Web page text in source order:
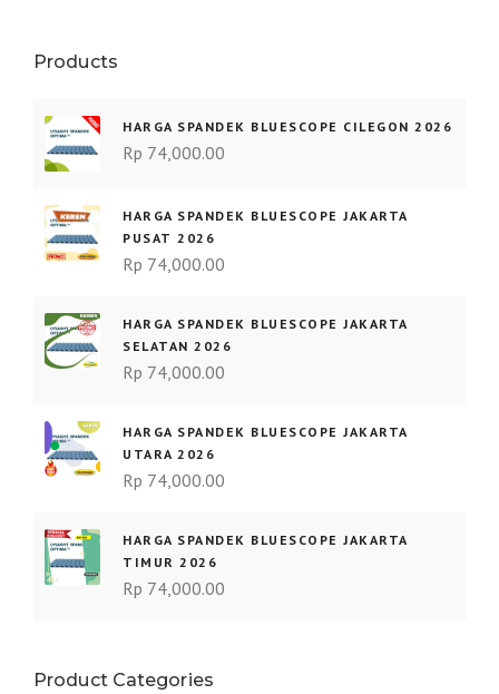
Products
HARGA SPANDEK BLUESCOPE CILEGON 2026
Rp 74,000.00
HARGA SPANDEK BLUESCOPE JAKARTA
PUSAT 2026
Rp 74,000.00
HARGA SPANDEK BLUESCOPE JAKARTA
SELATAN 2026
Rp 74,000.00
HARGA SPANDEK BLUESCOPE JAKARTA
UTARA 2026
Rp 74,000.00
HARGA SPANDEK BLUESCOPE JAKARTA
TIMUR 2026
Rp 74,000.00
Product Categories